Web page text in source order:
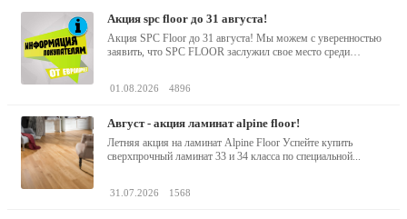
акция spc floor до 31 августа!
Акция SPC Floor до 31 августа! Мы можем с уверенностью
заявить, что SPC FLOOR заслужил свое место среди
01.08.2026 4896
август - акция ламинат alpine floor!
Летняя акция на ламинат Alpine Floor Успейте купить
сверхпрочный ламинат 33 и 34 класса по специальной...
31.07.2026 1568